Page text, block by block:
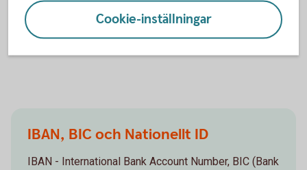
Kontoinformation
IBAN, BIC och Nationellt ID
IBAN - International Bank Account Number, BIC (Bank
Cookie-inställningar